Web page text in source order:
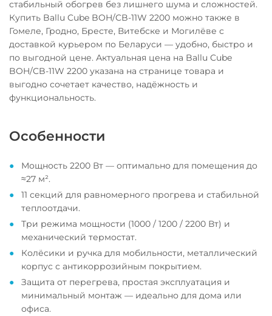
стабильный обогрев без лишнего шума и сложностей.
Купить Ballu Cube BOH/CB-11W 2200 можно также в
Гомеле, Гродно, Бресте, Витебске и Могилёве с
доставкой курьером по Беларуси — удобно, быстро и
по выгодной цене. Актуальная цена на Ballu Cube
BOH/CB-11W 2200 указана на странице товара и
выгодно сочетает качество, надёжность и
функциональность.
Особенности
Мощность 2200 Вт — оптимально для помещения до
≈27 м².
11 секций для равномерного прогрева и стабильной
теплоотдачи.
Три режима мощности (1000 / 1200 / 2200 Вт) и
механический термостат.
Колёсики и ручка для мобильности, металлический
корпус с антикоррозийным покрытием.
Защита от перегрева, простая эксплуатация и
минимальный монтаж — идеально для дома или
офиса.